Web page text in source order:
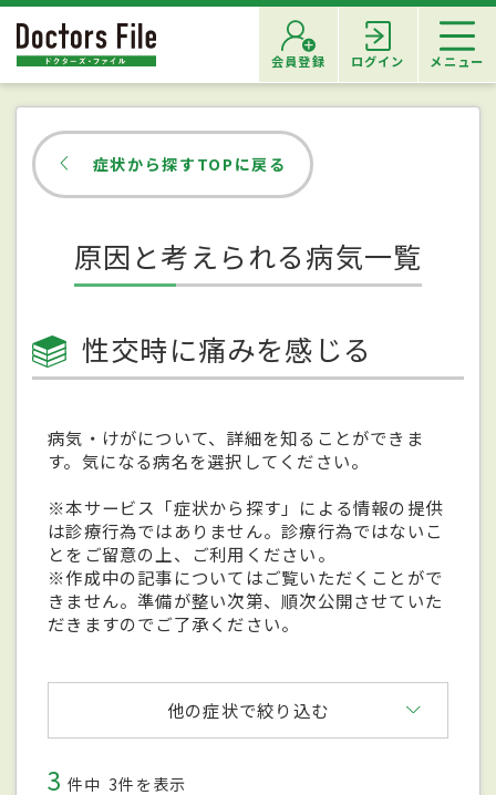
会員登録 ログイン メニュー
症状から探すTOPに戻る
原因と考えられる病気一覧
性交時に痛みを感じる
病気・けがについて、詳細を知ることができま
す。気になる病名を選択してください。
※本サービス「症状から探す」による情報の提供
は診療行為ではありません。診療行為ではないこ
とをご留意の上、ご利用ください。
※作成中の記事についてはご覧いただくことがで
きません。準備が整い次第、順次公開させていた
だきますのでご了承ください。
他の症状で絞り込む
3 件中 3件を表示